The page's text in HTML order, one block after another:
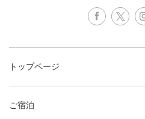
トップページ
ご宿泊